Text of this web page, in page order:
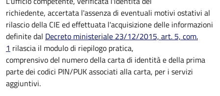
richiedente, accertata l'assenza di eventuali motivi ostativi al
rilascio della CIE ed effettuata l'acquisizione delle informazioni
definite dal Decreto ministeriale 23/12/2015, art. 5, com.
1 rilascia il modulo di riepilogo pratica,
comprensivo del numero della carta di identità e della prima
parte dei codici PIN/PUK associati alla carta, per i servizi
aggiuntivi.